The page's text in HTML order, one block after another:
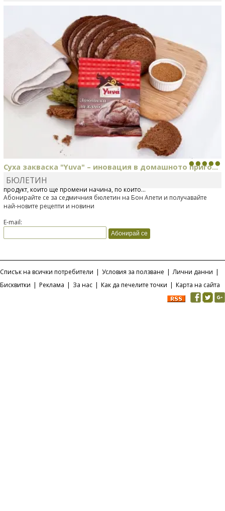
Суха закваска "Yuva" – иновация в домашното приго...
Отскоро Лесафр България стартира предлагането на изцяло нов
продукт, който ще промени начина, по който...
БЮЛЕТИН
Абонирайте се за седмичния бюлетин на Бон Апети и получавайте
най-новите рецепти и новини
E-mail:
Списък на всички потребители | Условия за ползване | Лични данни |
Бисквитки | Реклама | За нас | Как да печелите точки | Карта на сайта